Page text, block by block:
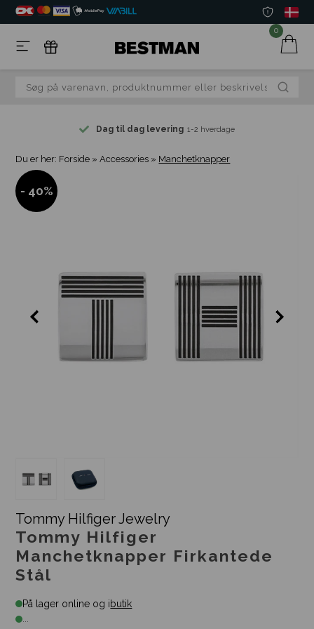
0
Dag til dag levering 1-2 hverdage
Du er her: Forside »Accessories » Manchetknapper
- 40%
Tommy Hilfiger Jewelry
Tommy Hilfiger
Manchetknapper Firkantede
Stål
På lager online og ibutik
...